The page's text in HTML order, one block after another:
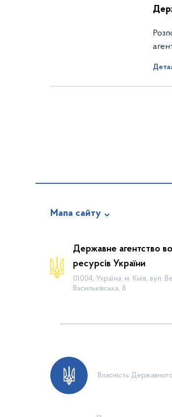
Мапа сайту
Діяльність
Громадянам
Прес-центр
Водогосподарські організації
Державне агентство
ресурсів України
01004, Україна, м. Київ, вул.
Васильківська, 8
Власність